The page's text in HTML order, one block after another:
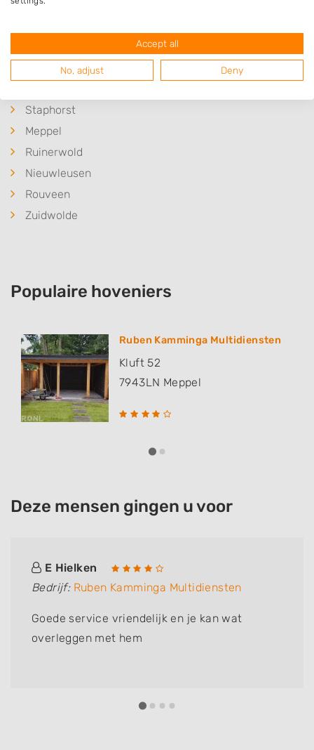
Rogat
Punthorst
Staphorst
Meppel
Ruinerwold
Nieuwleusen
Rouveen
Zuidwolde
Populaire hoveniers
Ruben Kamminga Multidiensten
Kluft 52
7943LN Meppel
Deze mensen gingen u voor
E Hielken
Bedrijf: Ruben Kamminga Multidiensten
Goede service vriendelijk en je kan wat
overleggen met hem
Accept all
No, adjust Deny